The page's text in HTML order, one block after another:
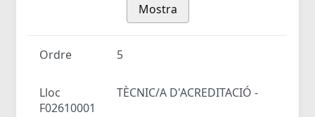
Mostra
Ordre 5
Lloc
TÈCNIC/A D'ACREDITACIÓ -
F02610001